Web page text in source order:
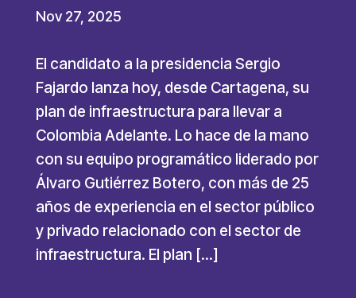
Nov 27, 2025
El candidato a la presidencia Sergio
Fajardo lanza hoy, desde Cartagena, su
plan de infraestructura para llevar a
Colombia Adelante. Lo hace de la mano
con su equipo programático liderado por
Álvaro Gutiérrez Botero, con más de 25
años de experiencia en el sector público
y privado relacionado con el sector de
infraestructura. El plan […]